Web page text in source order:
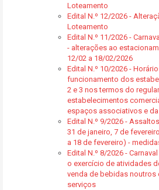
Loteamento
Edital N.º 12/2026 -
Loteamento
Edital N.º 11/2026 -
- alterações ao
12/02 a 18/02/2026
Edital N.º 10/2026 -
funcionamento dos
2 e 3 nos termos do
estabelecimentos
espaços associativos e
Edital N.º 9/2026 -
31 de janeiro, 7 de
a 18 de fevereiro) -
Edital N.º 8/2026 -
o exercício de atividades
venda de bebidas
serviços